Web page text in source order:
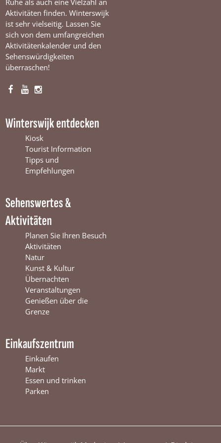
Ruhe als auch eine Vielzahl an
Aktivitäten finden. Winterswijk
ist sehr vielseitig. Lassen Sie
sich von dem umfangreichen
Aktivitätenkalender und den
Sehenswürdigkeiten
überraschen!
F
e
n
t
e
Y
T
u
b
e
W
t
e
r
s
w
i
j
k
I
t
a
g
r
a
i
t
e
r
s
w
i
j
k
Winterswijk entdecken
Kiosk
Tourist Information
Tipps und
Empfehlungen
Sehenswertes &
Aktivitäten
Planen Sie Ihren Besuch
Aktivitäten
Natur
Kunst & Kultur
Übernachten
Veranstaltungen
Genießen über die
Grenze
Einkaufszentrum
Einkaufen
Markt
Essen und trinken
Parken